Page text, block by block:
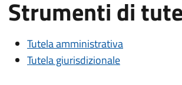
Strumenti di
Tutela amministrativa
Tutela giurisdizionale